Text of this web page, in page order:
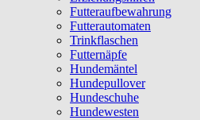
Futteraufbewahrung
Futterautomaten
Trinkflaschen
Futternäpfe
Hundemäntel
Hundepullover
Hundeschuhe
Hundewesten